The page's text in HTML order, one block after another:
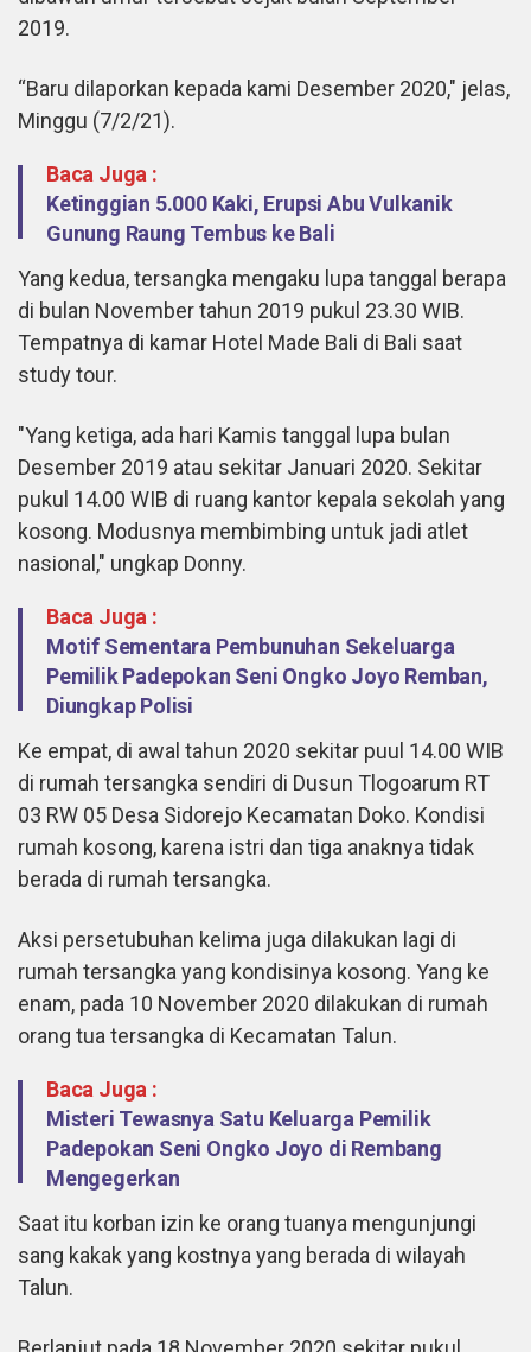
2019.
“Baru dilaporkan kepada kami Desember 2020," jelas,
Minggu (7/2/21).
Baca Juga :
Ketinggian 5.000 Kaki, Erupsi Abu Vulkanik
Gunung Raung Tembus ke Bali
Yang kedua, tersangka mengaku lupa tanggal berapa
di bulan November tahun 2019 pukul 23.30 WIB.
Tempatnya di kamar Hotel Made Bali di Bali saat
study tour.
"Yang ketiga, ada hari Kamis tanggal lupa bulan
Desember 2019 atau sekitar Januari 2020. Sekitar
pukul 14.00 WIB di ruang kantor kepala sekolah yang
kosong. Modusnya membimbing untuk jadi atlet
nasional," ungkap Donny.
Baca Juga :
Motif Sementara Pembunuhan Sekeluarga
Pemilik Padepokan Seni Ongko Joyo Remban,
Diungkap Polisi
Ke empat, di awal tahun 2020 sekitar puul 14.00 WIB
di rumah tersangka sendiri di Dusun Tlogoarum RT
03 RW 05 Desa Sidorejo Kecamatan Doko. Kondisi
rumah kosong, karena istri dan tiga anaknya tidak
berada di rumah tersangka.
Aksi persetubuhan kelima juga dilakukan lagi di
rumah tersangka yang kondisinya kosong. Yang ke
enam, pada 10 November 2020 dilakukan di rumah
orang tua tersangka di Kecamatan Talun.
Baca Juga :
Misteri Tewasnya Satu Keluarga Pemilik
Padepokan Seni Ongko Joyo di Rembang
Mengegerkan
Saat itu korban izin ke orang tuanya mengunjungi
sang kakak yang kostnya yang berada di wilayah
Talun.